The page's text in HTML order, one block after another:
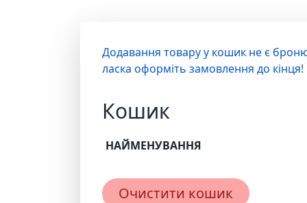
Додавання товару у кошик не є
ласка оформіть замовлення до кінця!
Кошик
НАЙМЕНУВАННЯ
Очистити кошик